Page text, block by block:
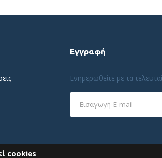
Εγγραφή
Ενημερωθείτε με τα
Εισαγωγή E-mail
cookies